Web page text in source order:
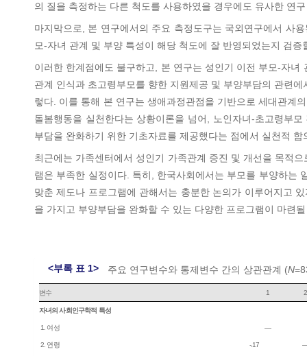
의 질을 측정하는 다른 척도를 사용하였을 경우에도 유사한 연
마지막으로, 본 연구에서의 주요 측정도구는 국외연구에서 사
모-자녀 관계 및 부양 특성이 해당 척도에 잘 반영되었는지 검
이러한 한계점에도 불구하고, 본 연구는 성인기 이전 부모-자
관계 인식과 초고령부모를 향한 지원제공 및 부양부담의 관련
렇다. 이를 통해 본 연구는 생애과정관점을 기반으로 세대관계
돌봄행동을 실천한다는 상황이론을 넘어, 노인자녀-초고령부
부담을 완화하기 위한 기초자료를 제공했다는 점에서 실천적 함
최근에는 가족센터에서 성인기 가족관계 증진 및 개선을 목적
램은 부족한 실정이다. 특히, 한국사회에서는 부모를 부양하는
맞춘 제도나 프로그램에 관해서는 충분한 논의가 이루어지고
을 가지고 부양부담을 완화할 수 있는 다양한 프로그램이 마련
<부록 표 1> 주요 연구변수와 통제변수 간의 상관관계 (N
변수 1 2
자녀의 사회인구학적 특성
1. 여성 ―
2. 연령 -.17